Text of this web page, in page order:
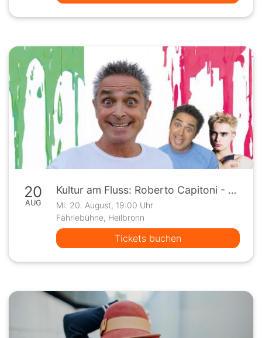
20
AUG
Kultur am Fluss: Roberto Capitoni - 60 ist das Neue 40
Mi. 20. August, 19:00 Uhr
Fährlebühne, Heilbronn
Tickets buchen